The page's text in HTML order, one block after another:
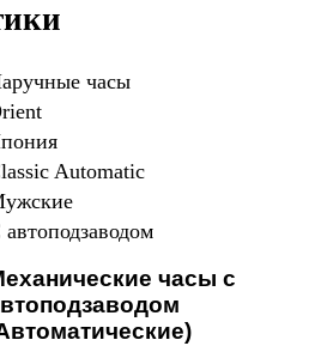
часы
Automatic
часы с